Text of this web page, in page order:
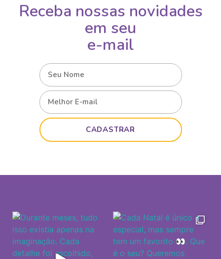
Receba nossas novidades
em seu
e-mail
CADASTRAR